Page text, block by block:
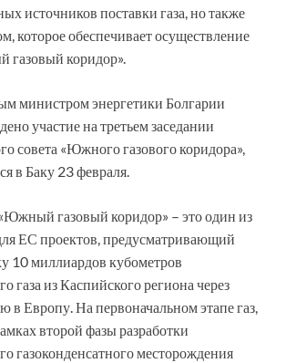
источников поставки газа, но также
которое обеспечивает осуществление
газовый коридор».
министром энергетики Болгарии
участие на третьем заседании
совета «Южного газового коридора»,
в Баку 23 февраля.
газовый коридор» – это один из
ЕС проектов, предусматривающий
10 миллиардов кубометров
газа из Каспийского региона через
в Европу. На первоначальном этапе газ,
второй фазы разработки
газоконденсатного месторождения